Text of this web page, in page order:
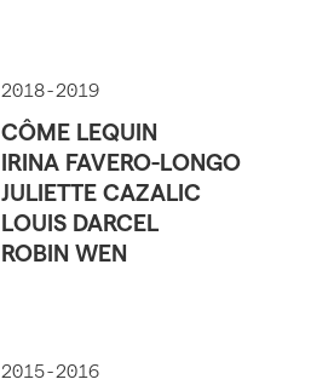
2018-2019
CÔME LEQUIN
IRINA FAVERO-LONGO
JULIETTE CAZALIC
LOUIS DARCEL
ROBIN WEN
2015-2016